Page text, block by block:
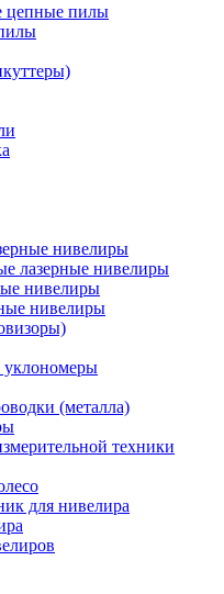
цепные пилы
нивелиры
лазерные нивелиры
нивелиры
нивелиры
(металла)
техники
для нивелира